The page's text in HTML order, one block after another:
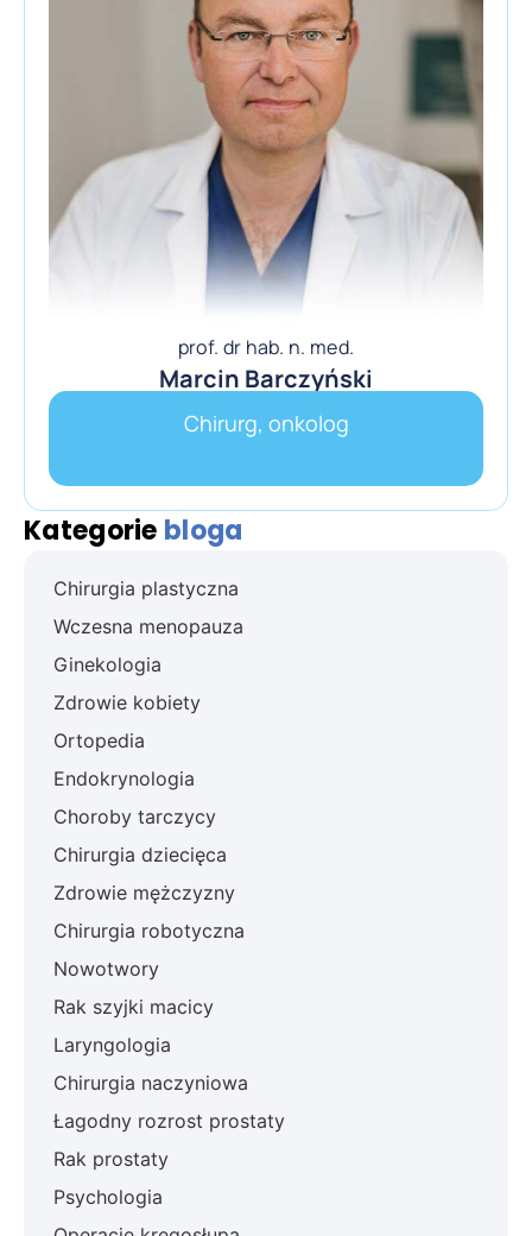
prof. dr hab. n. med.
Marcin Barczyński
Chirurg, onkolog
Kategorie bloga
Chirurgia plastyczna
Wczesna menopauza
Ginekologia
Zdrowie kobiety
Ortopedia
Endokrynologia
Choroby tarczycy
Chirurgia dziecięca
Zdrowie mężczyzny
Chirurgia robotyczna
Nowotwory
Rak szyjki macicy
Laryngologia
Chirurgia naczyniowa
Łagodny rozrost prostaty
Rak prostaty
Psychologia